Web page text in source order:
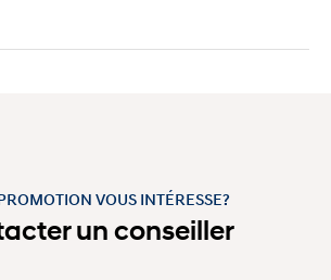
VOUS INTÉRESSE?
un conseiller